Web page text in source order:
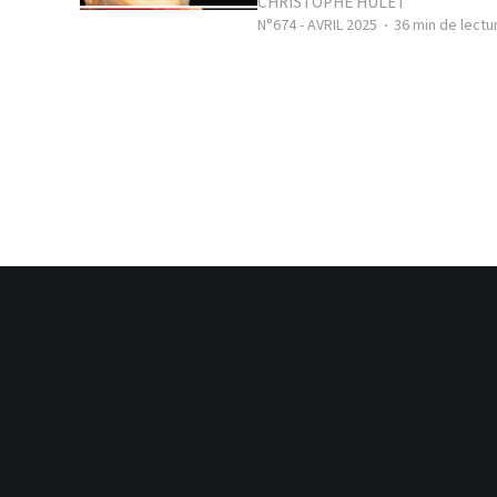
N°674 - AVRIL 2025 36 min de